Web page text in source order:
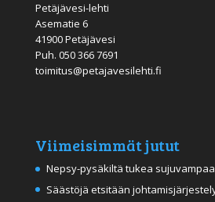
Petäjävesi-lehti
Asematie 6
41900 Petäjävesi
Puh. 050 366 7691
toimitus@petajavesilehti.fi
Viimeisimmät jutut
Nepsy-pysäkiltä tukea
Säästöjä etsitään